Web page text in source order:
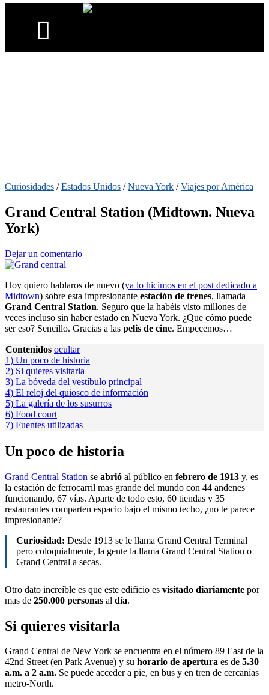
Curiosidades /Estados Unidos /Nueva York /Viajes por América
Grand Central Station (Midtown. Nueva
York)
Dejar un comentario
Hoy quiero hablaros de nuevo (ya lo hicimos en el post dedicado a
Midtown) sobre esta impresionante estación de trenes, llamada
Grand Central Station. Seguro que la habéis visto millones de
veces incluso sin haber estado en Nueva York. ¿Que cómo puede
ser eso? Sencillo. Gracias a las pelis de cine. Empecemos…
Contenidos ocultar
1) Un poco de historia
2) Si quieres visitarla
3) La bóveda del vestíbulo principal
4) El reloj del quiosco de información
5) La galería de los susurros
6) Food court
7) Fuentes utilizadas
Un poco de historia
Grand Central Station se abrió al público en febrero de 1913 y, es
la estación de ferrocarril mas grande del mundo con 44 andenes
funcionando, 67 vías. Aparte de todo esto, 60 tiendas y 35
restaurantes comparten espacio bajo el mismo techo, ¿no te parece
impresionante?
Curiosidad: Desde 1913 se le llama Grand Central Terminal
pero coloquialmente, la gente la llama Grand Central Station o
Grand Central a secas.
Otro dato increíble es que este edificio es visitado diariamente por
mas de 250.000 personas al día.
Si quieres visitarla
Grand Central de New York se encuentra en el número 89 East de la
42nd Street (en Park Avenue) y su horario de apertura es de 5.30
a.m. a 2 a.m. Se puede acceder a pie, en bus y en tren de cercanías
metro-North.